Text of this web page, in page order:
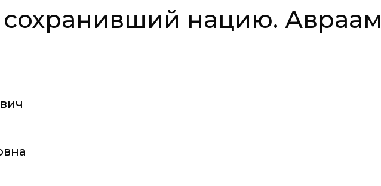
сохранивший нацию. Авраам